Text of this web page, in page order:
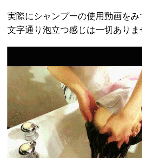
実際にシャンプーの使用動画をみ
文字通り泡立つ感じは一切ありま